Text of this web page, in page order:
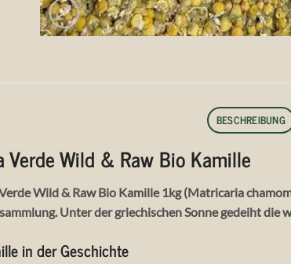
BESCHREIBUNG
Verde Wild & Raw Bio Kamille
Wild & Raw Bio Kamille 1kg (Matricaria
Unter der griechischen Sonne gedeiht die
in der Geschichte